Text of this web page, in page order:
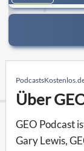
Über
GEO Podcast
Gary Lewis,